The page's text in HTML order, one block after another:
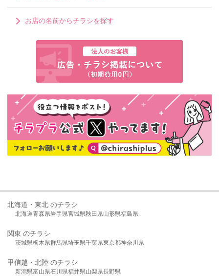
お店の名前からチラシを探す
北海道・東北 のチラシ
北海道青森県岩手県宮城県秋田県山形県福島県
関東 のチラシ
茨城県栃木県群馬県埼玉県千葉県東京都神奈川県
甲信越・北陸 のチラシ
新潟県富山県石川県福井県山梨県長野県